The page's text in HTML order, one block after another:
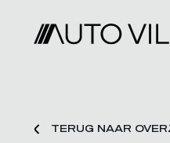
TERUG NAAR